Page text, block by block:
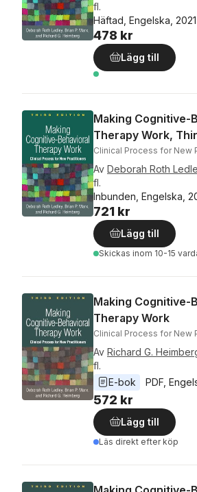
fl.
Häftad, Engelska, 2021
478 kr
Lägg till
Making Cognitive-
Therapy Work,
Clinical Process for New
Av Deborah Roth
fl.
Inbunden, Engelska,
721 kr
Lägg till
Skickas inom 10-15
Making Cognitive-
Therapy Work
Clinical Process for New
Av Richard G.
fl.
E-bok
PDF
572 kr
Lägg till
Läs direkt efter köp